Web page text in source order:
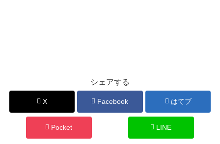
シェアする
X Facebook はてブ
Pocket LINE